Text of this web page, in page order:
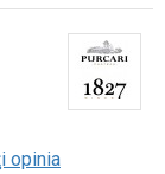
opinia